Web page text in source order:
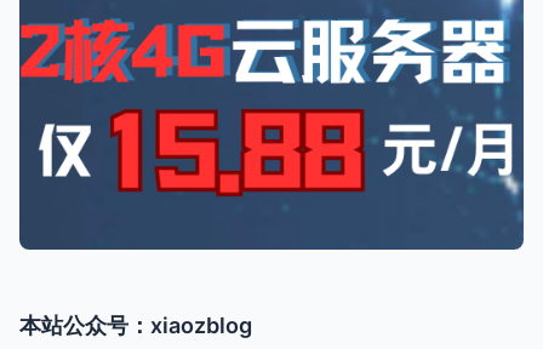
本站公众号：xiaozblog